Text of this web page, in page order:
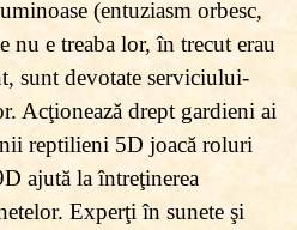
(entuziasm orbesc,
nu e treaba lor, în trecut erau
sunt devotate serviciului-
Acţionează drept gardieni ai
reptilieni 5D joacă roluri
ajută la întreţinerea
Experţi în sunete şi